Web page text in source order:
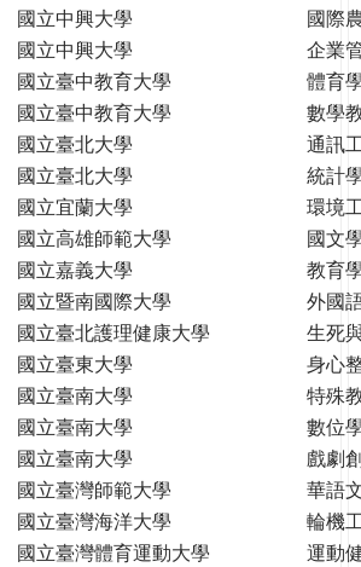
國立中興大學
國際
國立中興大學
企業
國立臺中教育大學
體育
國立臺中教育大學
數學
國立臺北大學
通訊
國立臺北大學
統計
國立宜蘭大學
環境
國立高雄師範大學
國文
國立嘉義大學
教育
國立暨南國際大學
外國
國立臺北護理健康大學
生死
國立臺東大學
身心
國立臺南大學
特殊
國立臺南大學
數位
國立臺南大學
戲劇
國立臺灣師範大學
華語
國立臺灣海洋大學
輪機
國立臺灣體育運動大學
運動